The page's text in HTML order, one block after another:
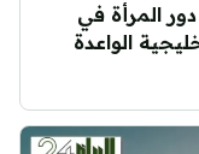
2026 تبحث دور المرأة في
الواعدة